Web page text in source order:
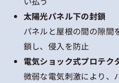
太陽光パネル下の封鎖
パネルと屋根の間の隙間
鎖し、侵入を防止
電気ショック式プロテク
微弱な電気刺激により、